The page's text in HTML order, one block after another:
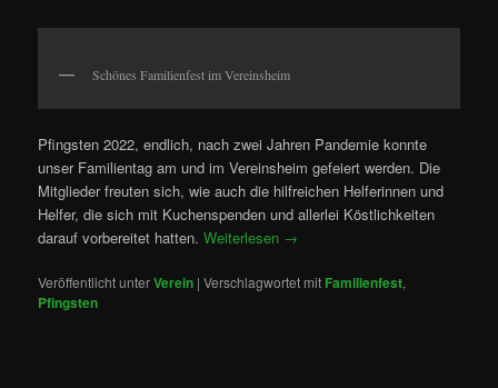
Schönes Familienfest im Vereinsheim
Pfingsten 2022, endlich, nach zwei Jahren Pandemie konnte
unser Familientag am und im Vereinsheim gefeiert werden. Die
Mitglieder freuten sich, wie auch die hilfreichen Helferinnen und
Helfer, die sich mit Kuchenspenden und allerlei Köstlichkeiten
darauf vorbereitet hatten.Weiterlesen →
Veröffentlicht unterVerein |Verschlagwortet mit Familienfest,
Pfingsten